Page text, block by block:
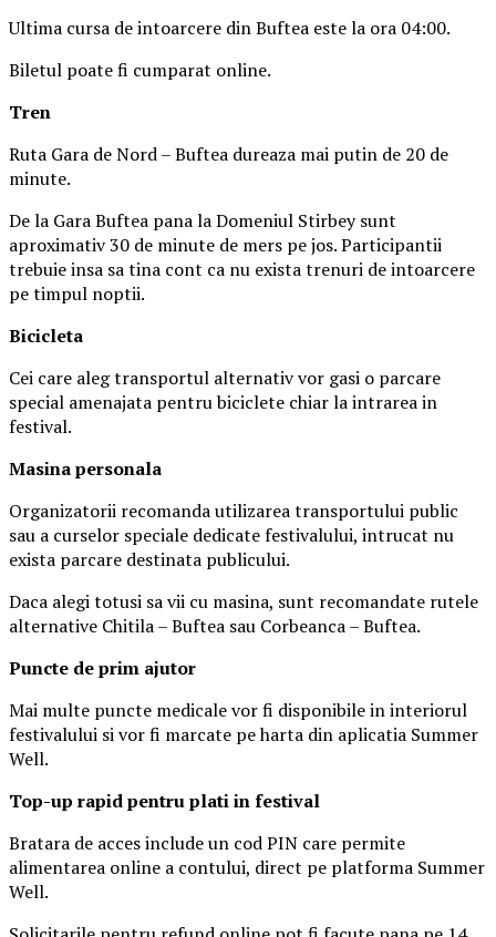
Ultima cursa de intoarcere din Buftea este la ora 04:00.
Biletul poate fi cumparat online.
Tren
Ruta Gara de Nord – Buftea dureaza mai putin de 20 de
minute.
De la Gara Buftea pana la Domeniul Stirbey sunt
aproximativ 30 de minute de mers pe jos. Participantii
trebuie insa sa tina cont ca nu exista trenuri de intoarcere
pe timpul noptii.
Bicicleta
Cei care aleg transportul alternativ vor gasi o parcare
special amenajata pentru biciclete chiar la intrarea in
festival.
Masinapersonala
Organizatorii recomanda utilizarea transportului public
sau a curselor speciale dedicate festivalului, intrucat nu
exista parcare destinata publicului.
Daca alegi totusi sa vii cu masina, sunt recomandate rutele
alternative Chitila – Buftea sau Corbeanca – Buftea.
Puncte de prim ajutor
Mai multe puncte medicale vor fi disponibile in interiorul
festivalului si vor fi marcate pe harta din aplicatia Summer
Well.
Top-up rapid pentru plati in festival
Bratara de acces include un cod PIN care permite
alimentarea online a contului, direct pe platforma Summer
Well.